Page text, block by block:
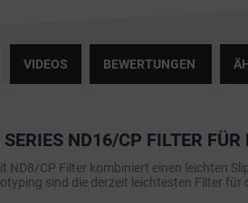
VIDEOS BEWERTUNGEN
ND16/CP FILTER
ND8/CP Filter kombiniert einen leichten
sind die derzeit leichtesten Filter